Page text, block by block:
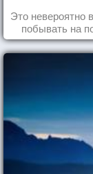
Это невероятно
побывать на